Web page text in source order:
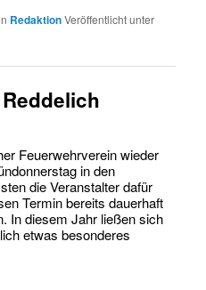
RedaktionVeröffentlicht unter
Feuerwehrverein wieder
in den
die Veranstalter dafür
Termin bereits dauerhaft
In diesem Jahr ließen sich
etwas besonderes